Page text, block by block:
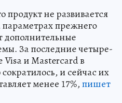
продукт не развивается
прежнего
дополнительные
За последние четыре-
Visa и Mastercard в
и сейчас их
менее 17%,пишет